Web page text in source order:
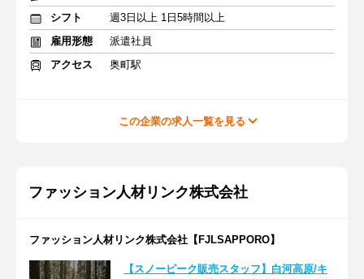
シフト
週3日以上 1日5時間以上
雇用形態
派遣社員
アクセス
奥町駅
この企業の求人一覧を見る
ファッション人材リンク株式会社
ファッション人材リンク株式会社【FJLSAPPORO】
【スノーピーク販売スタッフ】白河高原/キ